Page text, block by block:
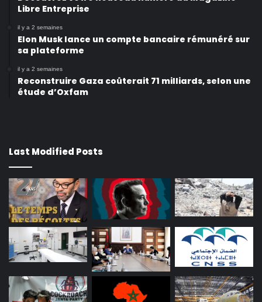
Libre Entreprise
il y a 2 semaines
Elon Musk lance un compte bancaire rémunéré sur
sa plateforme
il y a 2 semaines
Reconstruire Gaza coûterait 71 milliards, selon une
étude d’Oxfam
Last Modified Posts